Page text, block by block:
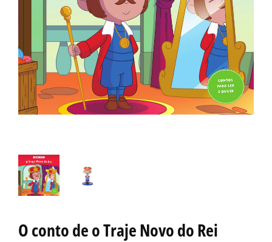
O conto de o Traje Novo do Rei